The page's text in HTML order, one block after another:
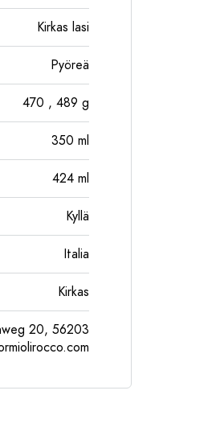
Kirkas lasi
Pyöreä
470 , 489 g
350 ml
424 ml
Kyllä
Italia
Kirkas
20, 56203